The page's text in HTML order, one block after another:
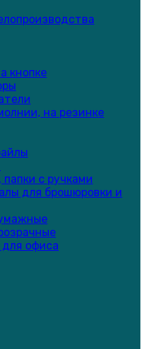
кнопке
на резинке
с ручками
для брошюровки и
офиса